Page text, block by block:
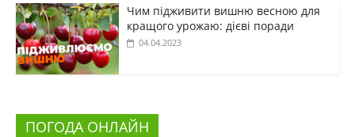
Чим підживити вишню весною для
кращого урожаю: дієві поради
04.04.2023
ПОГОДА ОНЛАЙН